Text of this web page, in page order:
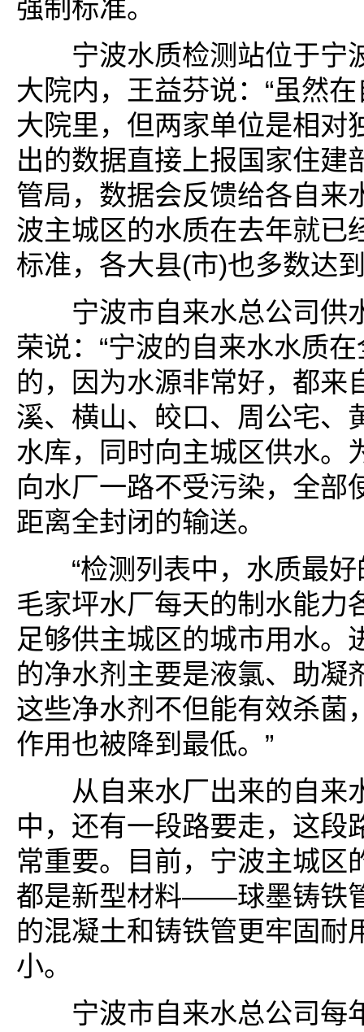
强制标准。
宁波水质检测站位于宁
大院内，王益芬说：“虽然
大院里，但两家单位是相对
出的数据直接上报国家住建
管局，数据会反馈给各自来
波主城区的水质在去年就已
标准，各大县(市)也多数达
宁波市自来水总公司供
荣说：“宁波的自来水水质
的，因为水源非常好，都来
溪、横山、皎口、周公宅、
水库，同时向主城区供水。
向水厂一路不受污染，全部
距离全封闭的输送。
“检测列表中，水质最好
毛家坪水厂每天的制水能力
足够供主城区的城市用水。
的净水剂主要是液氯、助凝
这些净水剂不但能有效杀菌
作用也被降到最低。”
从自来水厂出来的自来
中，还有一段路要走，这段
常重要。目前，宁波主城区
都是新型材料——球墨铸铁
的混凝土和铸铁管更牢固耐
小。
宁波市自来水总公司每